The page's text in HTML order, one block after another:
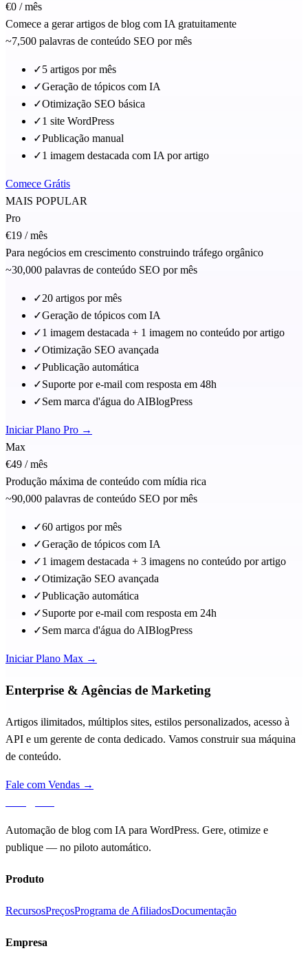
€0 / mês
Comece a gerar artigos de blog com IA gratuitamente
~7,500 palavras de conteúdo SEO por mês
✓5 artigos por mês
✓Geração de tópicos com IA
✓Otimização SEO básica
✓1 site WordPress
✓Publicação manual
✓1 imagem destacada com IA por artigo
Comece Grátis
MAIS POPULAR
Pro
€19 / mês
Para negócios em crescimento construindo tráfego orgânico
~30,000 palavras de conteúdo SEO por mês
✓20 artigos por mês
✓Geração de tópicos com IA
✓1 imagem destacada + 1 imagem no conteúdo por artigo
✓Otimização SEO avançada
✓Publicação automática
✓Suporte por e-mail com resposta em 48h
✓Sem marca d'água do AIBlogPress
Iniciar Plano Pro →
Max
€49 / mês
Produção máxima de conteúdo com mídia rica
~90,000 palavras de conteúdo SEO por mês
✓60 artigos por mês
✓Geração de tópicos com IA
✓1 imagem destacada + 3 imagens no conteúdo por artigo
✓Otimização SEO avançada
✓Publicação automática
✓Suporte por e-mail com resposta em 24h
✓Sem marca d'água do AIBlogPress
Iniciar Plano Max →
Enterprise & Agências de Marketing
Artigos ilimitados, múltiplos sites, estilos personalizados, acesso à
API e um gerente de conta dedicado. Vamos construir sua máquina
de conteúdo.
Fale com Vendas →
Automação de blog com IA para WordPress. Gere, otimize e
publique — no piloto automático.
Produto
RecursosPreçosPrograma de AfiliadosDocumentação
Empresa